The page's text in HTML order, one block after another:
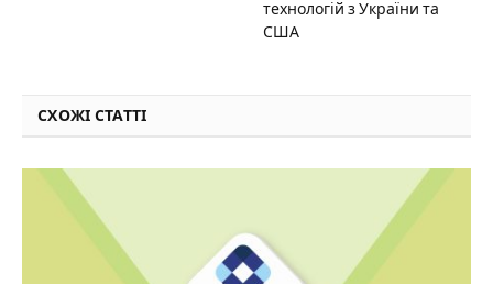
технологій з України та
США
СХОЖІ СТАТТІ